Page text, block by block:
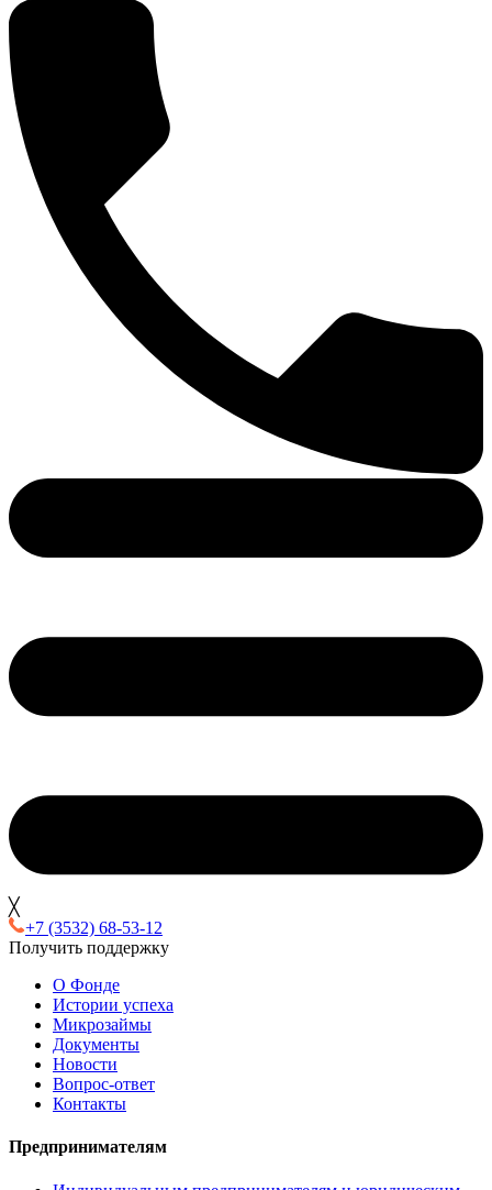
╳
+7 (3532) 68-53-12
Получить поддержку
О Фонде
Истории успеха
Микрозаймы
Документы
Новости
Вопрос-ответ
Контакты
Предпринимателям